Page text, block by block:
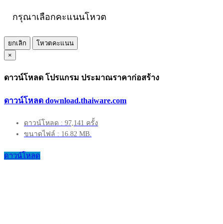
กรุณาเลือกคะแนนโหวต
ยกเลิก
โหวตคะแนน
×
ดาวน์โหลด โปรแกรม ประมาณราคาก่อสร้าง
ดาวน์โหลด download.thaiware.com
ดาวน์โหลด : 97,141 ครั้ง
ขนาดไฟล์ : 16.82 MB.
ดาวน์โหลด